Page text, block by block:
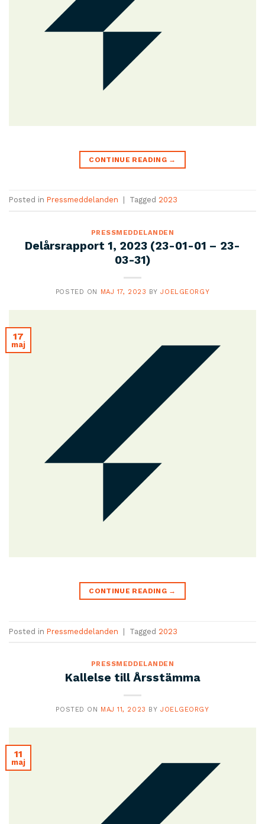
CONTINUE READING →
Posted in Pressmeddelanden Tagged 2023
PRESSMEDDELANDEN
Delårsrapport 1, 2023 (23-01-01 – 23-
03-31)
POSTED ON MAJ 17, 2023 BYJOELGEORGY
17
maj
CONTINUE READING →
Posted in Pressmeddelanden | Tagged 2023
PRESSMEDDELANDEN
Kallelse till Årsstämma
POSTED ON MAJ 11, 2023 BY JOELGEORGY
11
maj